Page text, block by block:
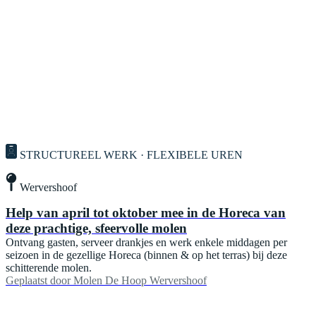
STRUCTUREEL WERK · FLEXIBELE UREN
Wervershoof
Help van april tot oktober mee in de Horeca van
deze prachtige, sfeervolle molen
Ontvang gasten, serveer drankjes en werk enkele middagen per
seizoen in de gezellige Horeca (binnen & op het terras) bij deze
schitterende molen.
Geplaatst door Molen De Hoop Wervershoof